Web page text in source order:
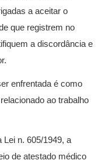
a aceitar o
que registrem no
a discordância e
enfrentada é como
ao trabalho
Lei n. 605/1949, a
de atestado médico